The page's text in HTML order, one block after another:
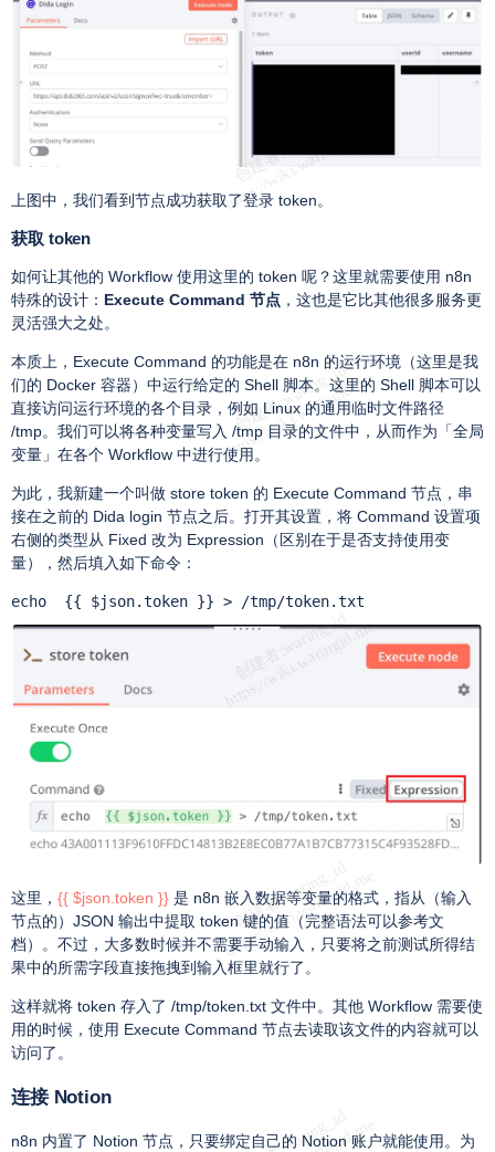
上图中，我们看到节点成功获取了登录 token。
获取 token
如何让其他的 Workflow 使用这里的 token 呢？这里就需要使用 n8n
特殊的设计： Execute Command 节点，这也是它比其他很多服务更
灵活强大之处。
本质上，Execute Command 的功能是在 n8n 的运行环境（这里是我
们的 Docker 容器）中运行给定的 Shell 脚本。这里的 Shell 脚本可以
直接访问运行环境的各个目录，例如 Linux 的通用临时文件路径
/tmp。我们可以将各种变量写入 /tmp 目录的文件中，从而作为「全局
变量」在各个 Workflow 中进行使用。
为此，我新建一个叫做 store token 的 Execute Command 节点，串
接在之前的 Dida login 节点之后。打开其设置，将 Command 设置项
右侧的类型从 Fixed 改为 Expression（区别在于是否支持使用变
量），然后填入如下命令：
echo  {{ $json.token }} > /tmp/token.txt
这里， {{ $json.token }} 是 n8n 嵌入数据等变量的格式，指从（输入
节点的）JSON 输出中提取 token 键的值（完整语法可以参考文
档）。不过，大多数时候并不需要手动输入，只要将之前测试所得结
果中的所需字段直接拖拽到输入框里就行了。
这样就将 token 存入了 /tmp/token.txt 文件中。其他 Workflow 需要使
用的时候，使用 Execute Command 节点去读取该文件的内容就可以
访问了。
连接 Notion
n8n 内置了 Notion 节点，只要绑定自己的 Notion 账户就能使用。为